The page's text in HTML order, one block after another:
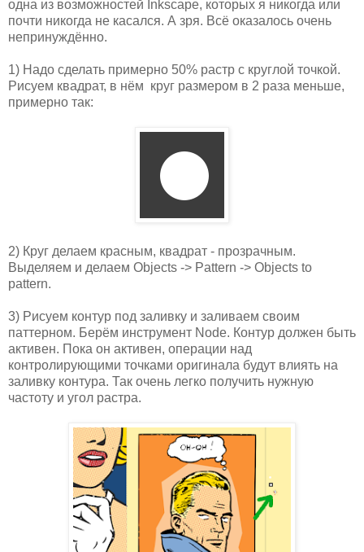
одна из возможностей Inkscape, которых я никогда или
почти никогда не касался. А зря. Всё оказалось очень
непринуждённо.
1) Надо сделать примерно 50% растр с круглой точкой.
Рисуем квадрат, в нём круг размером в 2 раза меньше,
примерно так:
2) Круг делаем красным, квадрат - прозрачным.
Выделяем и делаем Objects -> Pattern -> Objects to
pattern.
3) Рисуем контур под заливку и заливаем своим
паттерном. Берём инструмент Node. Контур должен быть
активен. Пока он активен, операции над
контролирующими точками оригинала будут влиять на
заливку контура. Так очень легко получить нужную
частоту и угол растра.